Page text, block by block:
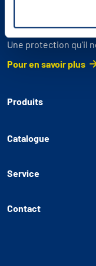
Le choix du
Une protection qu’il
Pour en savoir plus
Produits
Catalogue
Service
Contact